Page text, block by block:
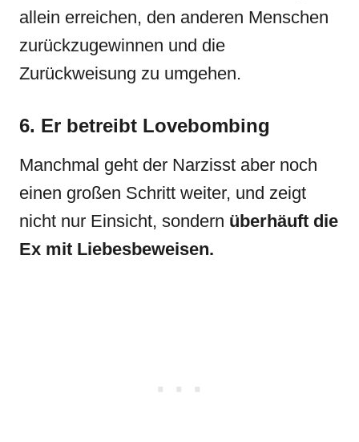
allein erreichen, den anderen Menschen
zurückzugewinnen und die
Zurückweisung zu umgehen.
6. Er betreibt Lovebombing
Manchmal geht der Narzisst aber noch
einen großen Schritt weiter, und zeigt
nicht nur Einsicht, sondern überhäuft die
Ex mit Liebesbeweisen.